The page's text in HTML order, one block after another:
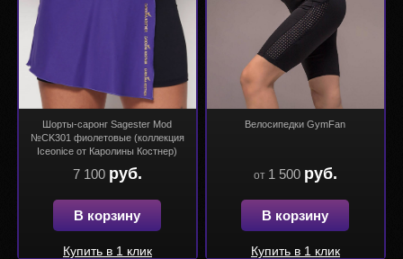
Шорты-саронг Sagester Mod
№CK301 фиолетовые (коллекция
Iceonice от Каролины Костнер)
7 100 руб.
В корзину
Купить в 1 клик
Велосипедки GymFan
от 1 500 руб.
В корзину
Купить в 1 клик